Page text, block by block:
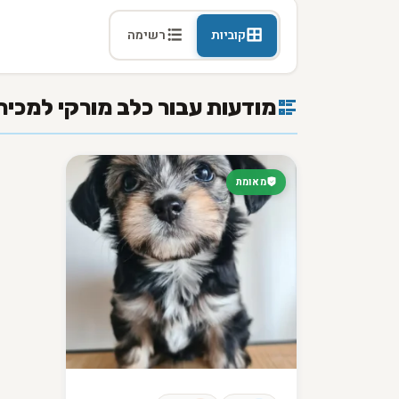
קוביות רשימה
מודעות עבור כלב מורקי
מאומת